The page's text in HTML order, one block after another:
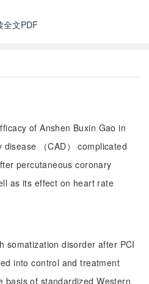
全文PDF
of Anshen Buxin Gao in
（CAD） complicated
percutaneous coronary
as its effect on heart rate
somatization disorder after PCI
into control and treatment
basis of standardized Western